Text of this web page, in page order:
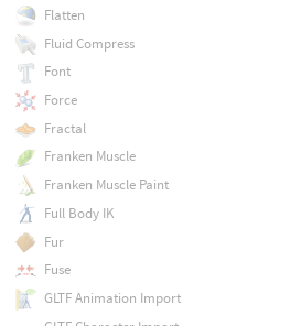
Flatten
Fluid Compress
Font
Force
Fractal
Franken Muscle
Franken Muscle Paint
Full Body IK
Fur
Fuse
GLTF Animation Import